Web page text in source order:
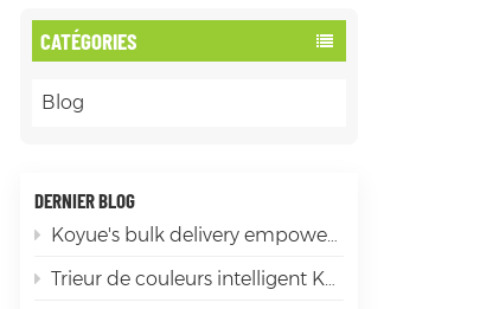
CATÉGORIES
Blog
DERNIER BLOG
Koyue's bulk delivery empowers the sorting of premium products
Trieur de couleurs intelligent Koyue : du piment rouge aux ingrédients épicés de première qualité